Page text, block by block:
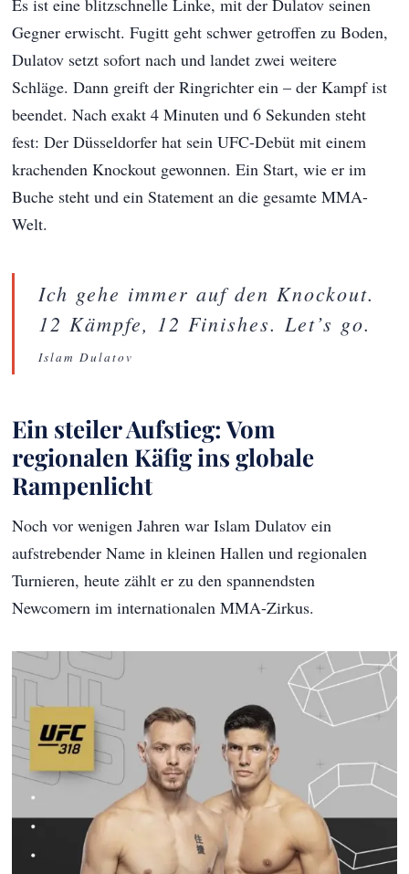
Gegner erwischt. Fugitt geht schwer getroffen zu Boden,
Dulatov setzt sofort nach und landet zwei weitere
Schläge. Dann greift der Ringrichter ein – der Kampf ist
beendet. Nach exakt 4 Minuten und 6 Sekunden steht
fest: Der Düsseldorfer hat sein UFC-Debüt mit einem
krachenden Knockout gewonnen. Ein Start, wie er im
Buche steht und ein Statement an die gesamte MMA-
Welt.
Ich gehe immer auf den Knockout.
12 Kämpfe, 12 Finishes. Let’s go.
Islam Dulatov
Ein steiler Aufstieg: Vom
regionalen Käfig ins globale
Rampenlicht
Noch vor wenigen Jahren war Islam Dulatov ein
aufstrebender Name in kleinen Hallen und regionalen
Turnieren, heute zählt er zu den spannendsten
Newcomern im internationalen MMA-Zirkus.